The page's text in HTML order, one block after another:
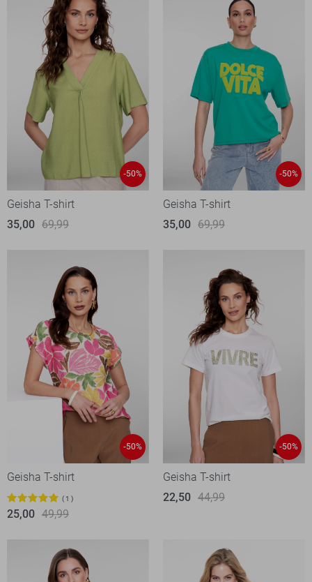
-50%
Geisha T-shirt
35,00 69,99
-50%
Geisha T-shirt
35,00 69,99
-50%
Geisha T-shirt
1
25,00 49,99
-50%
Geisha T-shirt
22,50 44,99